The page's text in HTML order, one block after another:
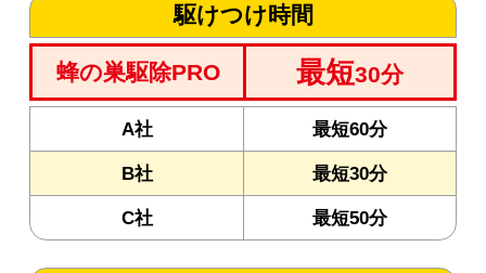
駆けつけ時間
蜂の巣駆除PRO 最短30分
A社 最短60分
B社 最短30分
C社 最短50分